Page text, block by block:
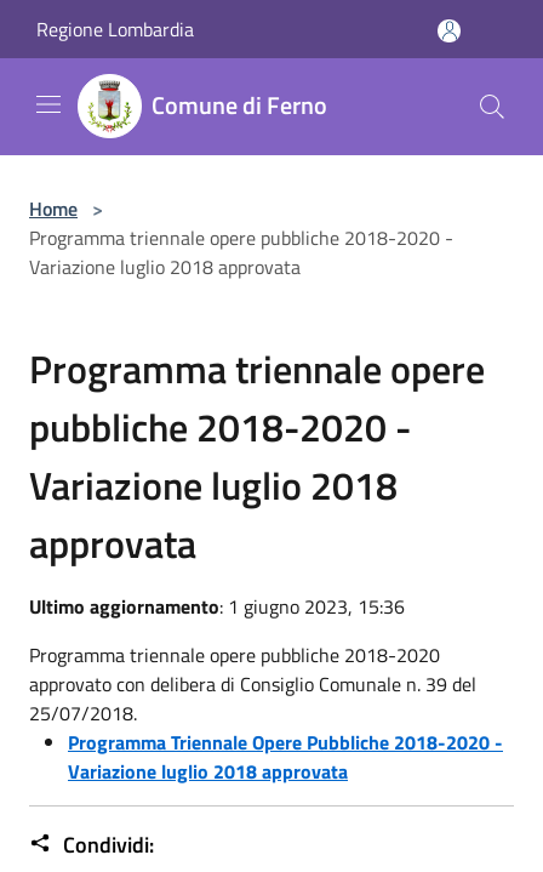
Regione Lombardia
Comune di Ferno
Home >
Programma triennale opere pubbliche 2018-2020 -
Variazione luglio 2018 approvata
Programma triennale opere
pubbliche 2018-2020 -
Variazione luglio 2018
approvata
Ultimo aggiornamento: 1 giugno 2023, 15:36
Programma triennale opere pubbliche 2018-2020
approvato con delibera di Consiglio Comunale n. 39 del
25/07/2018.
Programma Triennale Opere Pubbliche 2018-2020 -
Variazione luglio 2018 approvata
Condividi: